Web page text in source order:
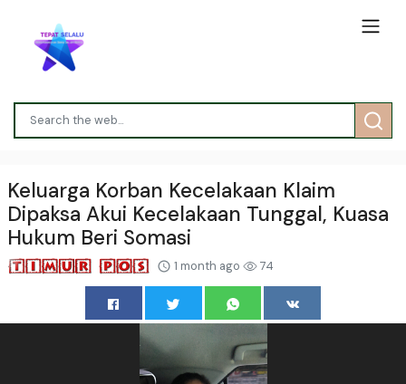
Keluarga Korban Kecelakaan Klaim
Dipaksa Akui Kecelakaan Tunggal, Kuasa
Hukum Beri Somasi
1 month ago 74